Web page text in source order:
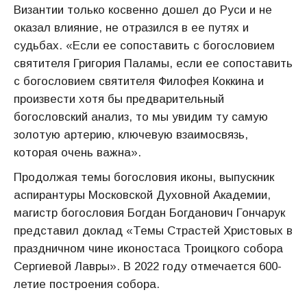
Византии только косвенно дошел до Руси и не
оказал влияние, не отразился в ее путях и
судьбах. «Если ее сопоставить с богословием
святителя Григория Паламы, если ее сопоставить
с богословием святителя Филофея Коккина и
произвести хотя бы предварительный
богословский анализ, то мы увидим ту самую
золотую артерию, ключевую взаимосвязь,
которая очень важна».
Продолжая темы богословия иконы, выпускник
аспирантуры Московской Духовной Академии,
магистр богословия Богдан Богданович Гончарук
представил доклад «Темы Страстей Христовых в
праздничном чине иконостаса Троицкого собора
Сергиевой Лавры». В 2022 году отмечается 600-
летие построения собора.